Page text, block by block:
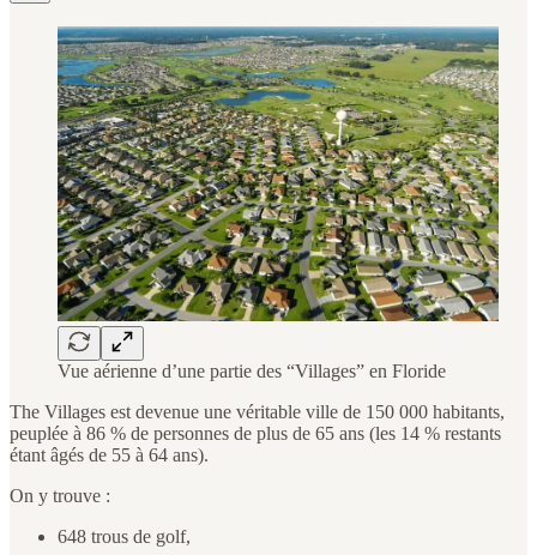
Vue aérienne d’une partie des “Villages” en Floride
The Villages est devenue une véritable ville de 150 000 habitants,
peuplée à 86 % de personnes de plus de 65 ans (les 14 % restants
étant âgés de 55 à 64 ans).
On y trouve :
648 trous de golf,